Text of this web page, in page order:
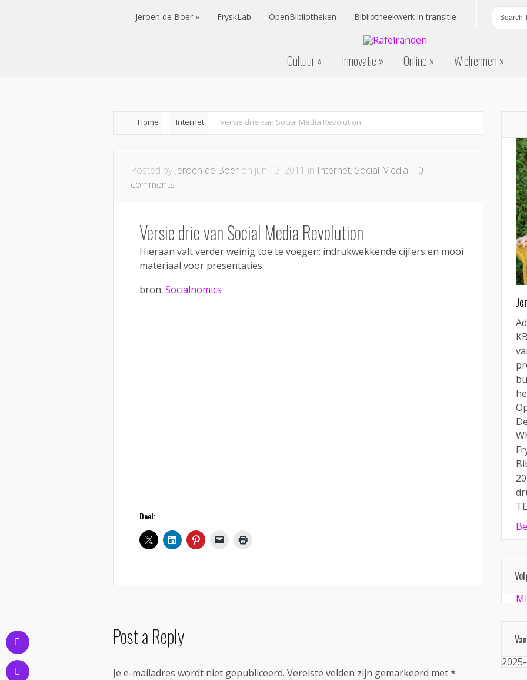
Jeroen de Boer FryskLab OpenBibliotheken Bibliotheekwerk in transitie
Cultuur Innovatie Online Wielrennen
Home Internet Versie drie van Social Media Revolution
Posted by Jeroen de Boer on jun 13, 2011 in Internet, Social Media | 0
comments
Versie drie van Social Media Revolution
Hieraan valt verder weinig toe te voegen: indrukwekkende cijfers en mooi
materiaal voor presentaties.
bron: Socialnomics
Deel:
Post a Reply
Je e-mailadres wordt niet gepubliceerd. Vereiste velden zijn gemarkeerd met*